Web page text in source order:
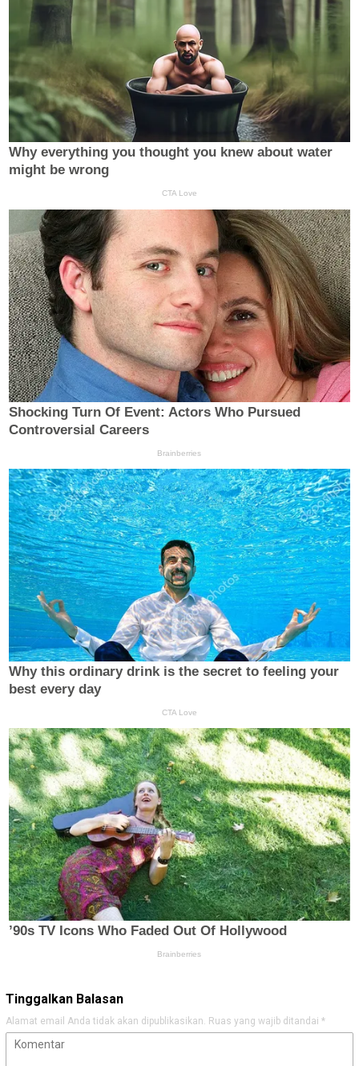
Tinggalkan Balasan
Alamat email Anda tidak akan dipublikasikan. Ruas yang wajib ditandai *